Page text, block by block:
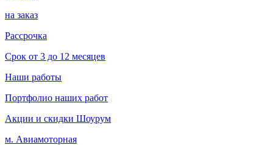
на заказ
Рассрочка
Срок от 3 до 12 месяцев
Наши работы
Портфолио наших работ
Акции и скидки Шоурум
м. Авиамоторная